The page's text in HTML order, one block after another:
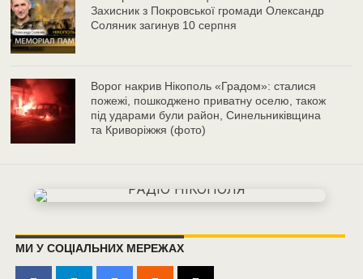
Захисник з Покровської громади Олександр
Соляник загинув 10 серпня
Ворог накрив Нікополь «Градом»: сталися
пожежі, пошкоджено приватну оселю, також
під ударами були район, Синельниківщина
та Криворіжжя (фото)
МИ У СОЦІАЛЬНИХ МЕРЕЖАХ